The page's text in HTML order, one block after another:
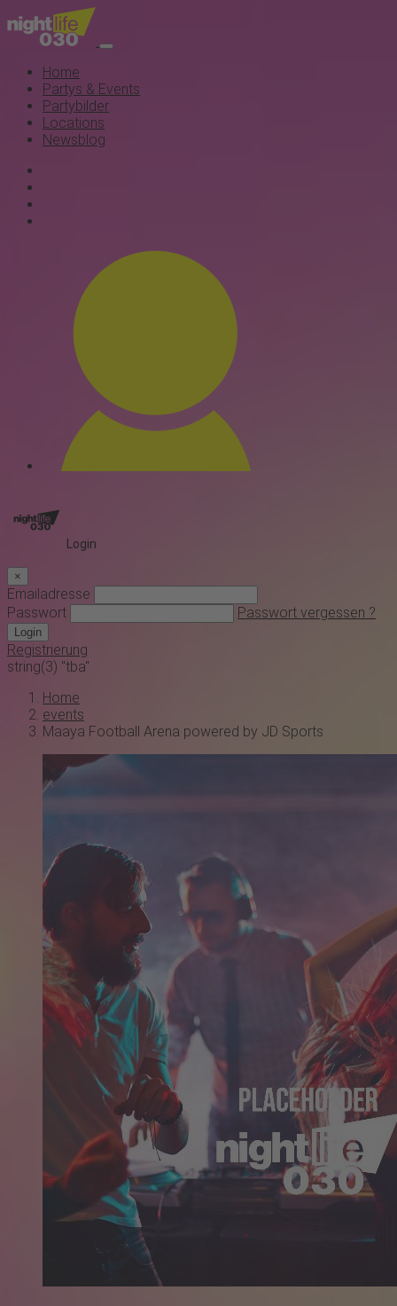
Home
Partys & Events
Partybilder
Locations
Newsblog
Login
×
Emailadresse
Passwort
Passwort vergessen ?
Login
Registrierung
string(3) "tba"
Home
events
Maaya Football Arena powered by JD Sports